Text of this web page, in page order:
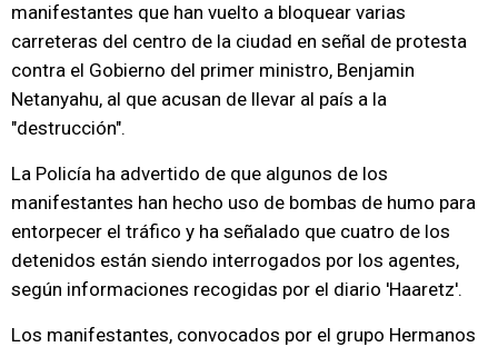
manifestantes que han vuelto a bloquear varias
carreteras del centro de la ciudad en señal de protesta
contra el Gobierno del primer ministro, Benjamin
Netanyahu, al que acusan de llevar al país a la
"destrucción".
La Policía ha advertido de que algunos de los
manifestantes han hecho uso de bombas de humo para
entorpecer el tráfico y ha señalado que cuatro de los
detenidos están siendo interrogados por los agentes,
según informaciones recogidas por el diario 'Haaretz'.
Los manifestantes, convocados por el grupo Hermanos